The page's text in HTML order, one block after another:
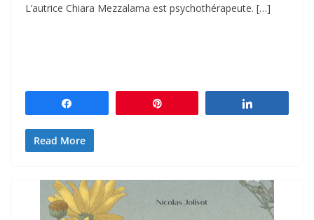
L’autrice Chiara Mezzalama est psychothérapeute. […]
Read More